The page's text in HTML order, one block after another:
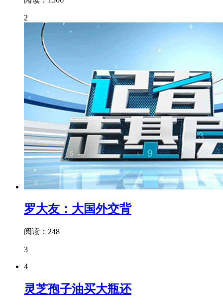
2
罗大友：大国外交背
阅读：248
3
4
灵芝孢子油买大瓶还